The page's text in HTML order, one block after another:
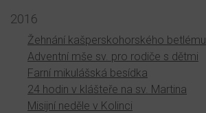
2016
Žehnání kašperskohorského betlému
Adventní mše sv. pro rodiče s dětmi
Farní mikulášská besídka
24 hodin v klášteře na sv. Martina
Misijní neděle v Kolinci